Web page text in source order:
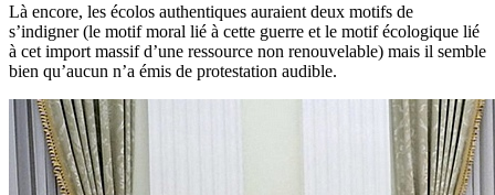
Là encore, les écolos authentiques auraient deux motifs de
s’indigner (le motif moral lié à cette guerre et le motif écologique lié
à cet import massif d’une ressource non renouvelable) mais il semble
bien qu’aucun n’a émis de protestation audible.